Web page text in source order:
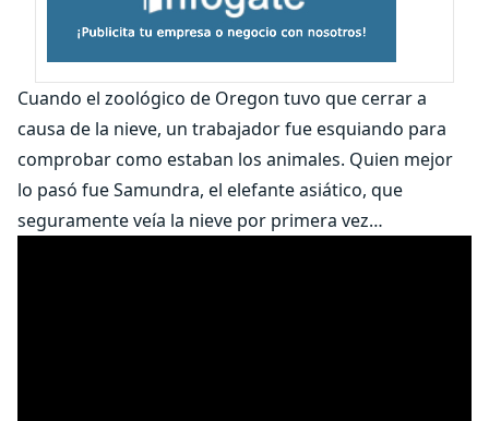
Cuando el zoológico de Oregon tuvo que cerrar a
causa de la nieve, un trabajador fue esquiando para
comprobar como estaban los animales. Quien mejor
lo pasó fue Samundra, el elefante asiático, que
seguramente veía la nieve por primera vez…